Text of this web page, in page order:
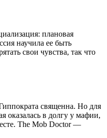
плановая
научила ее быть
свои чувства, так что
священна. Но для
оказалась в долгу у мафии,
The Mob Doctor —